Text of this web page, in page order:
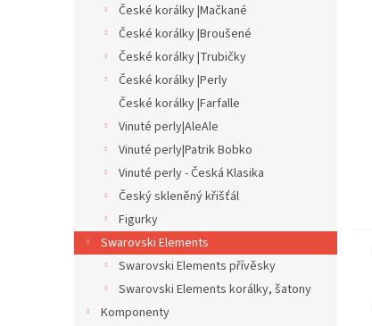
České korálky |Mačkané
České korálky |Broušené
České korálky |Trubičky
České korálky |Perly
České korálky |Farfalle
Vinuté perly|AleAle
Vinuté perly|Patrik Bobko
Vinuté perly - Česká Klasika
Český skleněný křišťál
Figurky
Swarovski Elements
Swarovski Elements přívěsky
Swarovski Elements korálky, šatony
Komponenty